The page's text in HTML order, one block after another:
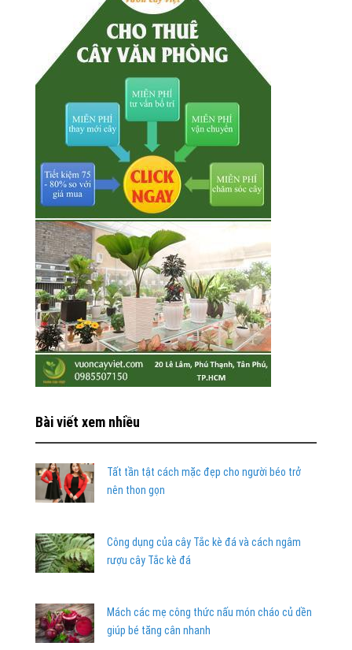
Bài viết xem nhiều
Tất tần tật cách mặc đẹp cho người béo trở
nên thon gọn
Công dụng của cây Tắc kè đá và cách ngâm
rượu cây Tắc kè đá
Mách các mẹ công thức nấu món cháo củ dền
giúp bé tăng cân nhanh